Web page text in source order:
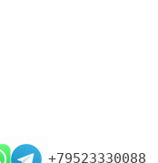
+79523330088